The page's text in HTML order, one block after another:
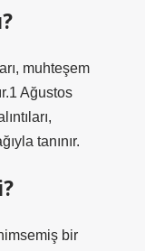
muhteşem
Ağustos
tanınır.
bir